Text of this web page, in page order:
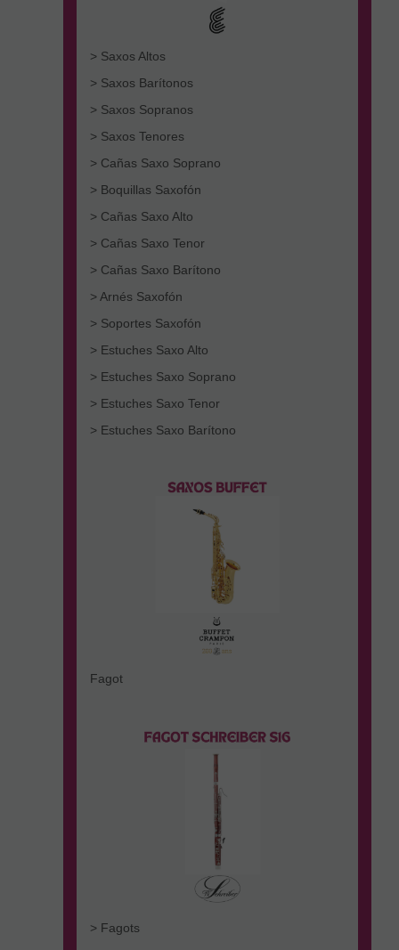
> Saxos Altos
> Saxos Barítonos
> Saxos Sopranos
> Saxos Tenores
> Cañas Saxo Soprano
> Boquillas Saxofón
> Cañas Saxo Alto
> Cañas Saxo Tenor
> Cañas Saxo Barítono
> Arnés Saxofón
> Soportes Saxofón
> Estuches Saxo Alto
> Estuches Saxo Soprano
> Estuches Saxo Tenor
> Estuches Saxo Barítono
Fagot
> Fagots